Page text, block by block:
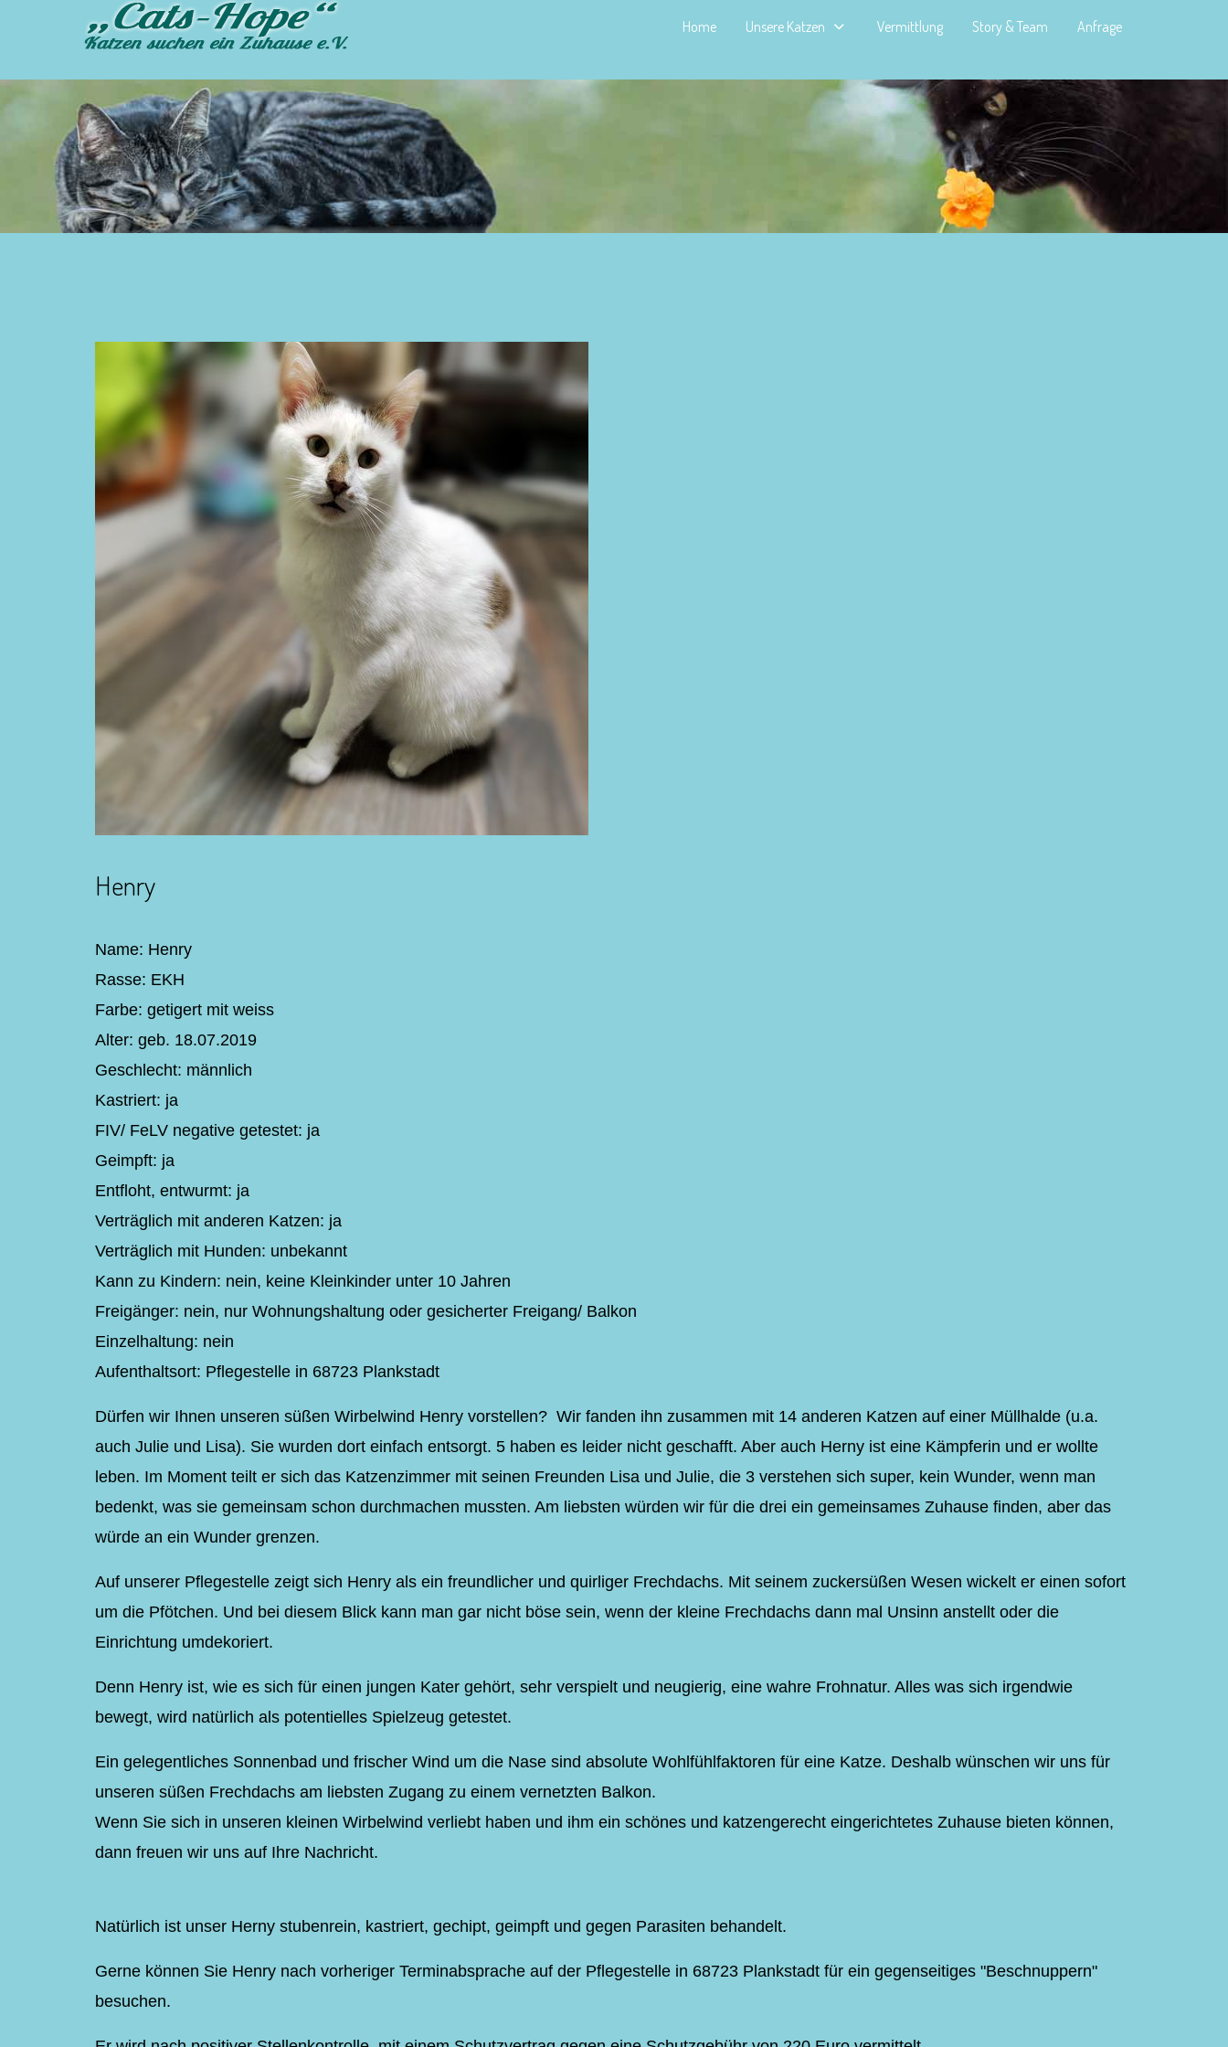
Home Unsere Katzen Vermittlung Story & Team Anfrage
Henry
Name: Henry
Rasse: EKH
Farbe: getigert mit weiss
Alter: geb. 18.07.2019
Geschlecht: männlich
Kastriert: ja
FIV/ FeLV negative getestet: ja
Geimpft: ja
Entfloht, entwurmt: ja
Verträglich mit anderen Katzen: ja
Verträglich mit Hunden: unbekannt
Kann zu Kindern: nein, keine Kleinkinder unter 10 Jahren
Freigänger: nein, nur Wohnungshaltung oder gesicherter Freigang/ Balkon
Einzelhaltung: nein
Aufenthaltsort: Pflegestelle in 68723 Plankstadt
Dürfen wir Ihnen unseren süßen Wirbelwind Henry vorstellen? Wir fanden ihn zusammen mit 14 anderen Katzen auf einer Müllhalde (u.a.
auch Julie und Lisa). Sie wurden dort einfach entsorgt. 5 haben es leider nicht geschafft. Aber auch Herny ist eine Kämpferin und er wollte
leben. Im Moment teilt er sich das Katzenzimmer mit seinen Freunden Lisa und Julie, die 3 verstehen sich super, kein Wunder, wenn man
bedenkt, was sie gemeinsam schon durchmachen mussten. Am liebsten würden wir für die drei ein gemeinsames Zuhause finden, aber das
würde an ein Wunder grenzen.
Auf unserer Pflegestelle zeigt sich Henry als ein freundlicher und quirliger Frechdachs. Mit seinem zuckersüßen Wesen wickelt er einen sofort
um die Pfötchen. Und bei diesem Blick kann man gar nicht böse sein, wenn der kleine Frechdachs dann mal Unsinn anstellt oder die
Einrichtung umdekoriert.
Denn Henry ist, wie es sich für einen jungen Kater gehört, sehr verspielt und neugierig, eine wahre Frohnatur. Alles was sich irgendwie
bewegt, wird natürlich als potentielles Spielzeug getestet.
Ein gelegentliches Sonnenbad und frischer Wind um die Nase sind absolute Wohlfühlfaktoren für eine Katze. Deshalb wünschen wir uns für
unseren süßen Frechdachs am liebsten Zugang zu einem vernetzten Balkon.
Wenn Sie sich in unseren kleinen Wirbelwind verliebt haben und ihm ein schönes und katzengerecht eingerichtetes Zuhause bieten können,
dann freuen wir uns auf Ihre Nachricht.
Natürlich ist unser Herny stubenrein, kastriert, gechipt, geimpft und gegen Parasiten behandelt.
Gerne können Sie Henry nach vorheriger Terminabsprache auf der Pflegestelle in 68723 Plankstadt für ein gegenseitiges "Beschnuppern"
besuchen.